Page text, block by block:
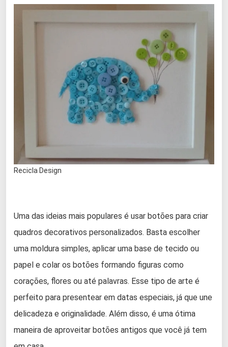
Recicla Design
Uma das ideias mais populares é usar botões para criar
quadros decorativos personalizados. Basta escolher
uma moldura simples, aplicar uma base de tecido ou
papel e colar os botões formando figuras como
corações, flores ou até palavras. Esse tipo de arte é
perfeito para presentear em datas especiais, já que une
delicadeza e originalidade. Além disso, é uma ótima
maneira de aproveitar botões antigos que você já tem